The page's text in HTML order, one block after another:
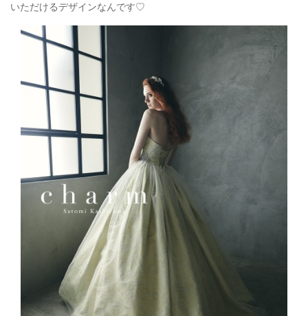
いただけるデザインなんです♡